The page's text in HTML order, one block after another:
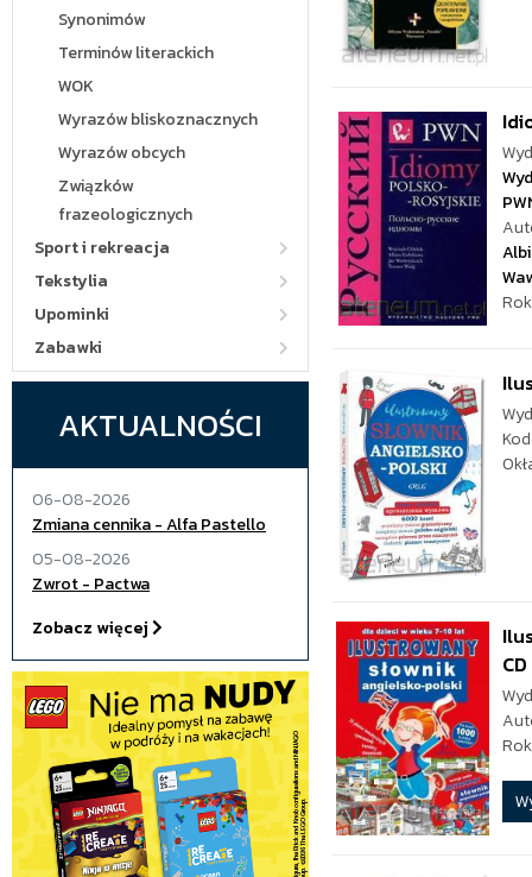
Synonimów
Terminów literackich
WOK
Wyrazów bliskoznacznych
Wyrazów obcych
Związków
frazeologicznych
Sport i rekreacja
Tekstylia
Upominki
Zabawki
AKTUALNOŚCI
06-08-2026
Zmiana cennika - Alfa Pastello
05-08-2026
Zwrot - Pactwa
Zobacz więcej
CD